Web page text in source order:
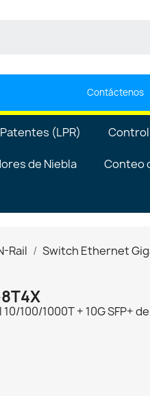
Contáctenos
(LPR)
de Niebla Conteo
Rail Switch Ethernet
100/1000T + 10G SFP+